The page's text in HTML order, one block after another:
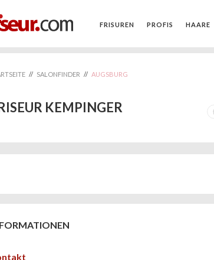
FRISUREN PROFIS HAARE
// SALONFINDER // AUGSBURG
KEMPINGER